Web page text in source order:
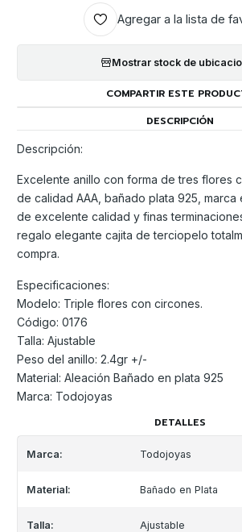
Agregar a la lista de
Mostrar stock de
COMPARTIR ESTE
DESCRIPCIÓN
Descripción:
Excelente anillo con forma de tres flores
de calidad AAA, bañado plata 925, marca
de excelente calidad y finas
regalo elegante cajita de terciopelo
compra.
Especificaciones:
Modelo: Triple flores con circones.
Código: 0176
Talla: Ajustable
Peso del anillo: 2.4gr +/-
Material: Aleación Bañado en plata 925
Marca: Todojoyas
DETALLES
Marca: Todojoyas
Material: Bañado en Plata
Talla: Ajustable